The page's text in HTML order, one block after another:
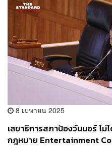
8 เมษายน 2025
เลขาธิการสภาป้องวันนอร์ ไ
กฎหมาย Entertainment